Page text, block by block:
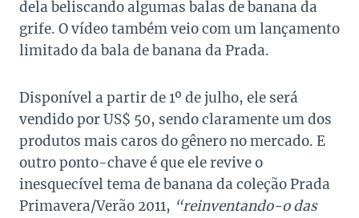
dela beliscando algumas balas de banana da
grife. O vídeo também veio com um lançamento
limitado da bala de banana da Prada.
Disponível a partir de 1º de julho, ele será
vendido por US$ 50, sendo claramente um dos
produtos mais caros do gênero no mercado. E
outro ponto-chave é que ele revive o
inesquecível tema de banana da coleção Prada
Primavera/Verão 2011, “reinventando-o das